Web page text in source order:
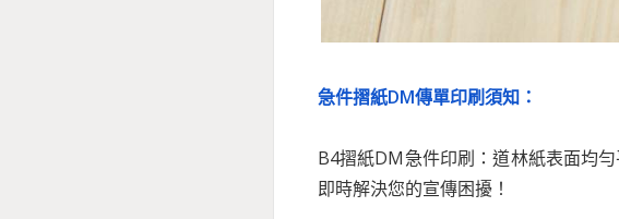
急件摺紙DM傳單印刷須知：
B4摺紙DM急件印刷：道林紙表面均
即時解決您的宣傳困擾！